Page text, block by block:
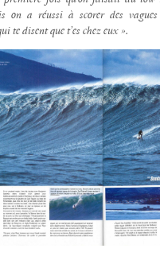
on a réussi à scorer des
te disent que t’es chez eux ».